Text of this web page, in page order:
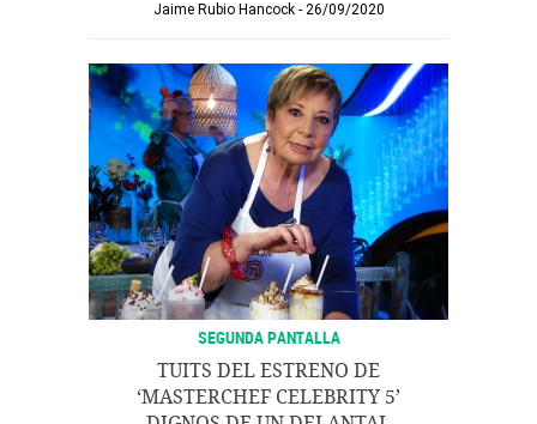
Jaime Rubio Hancock 26/09/2020
SEGUNDA PANTALLA
TUITS DEL ESTRENO DE
‘MASTERCHEF CELEBRITY 5’